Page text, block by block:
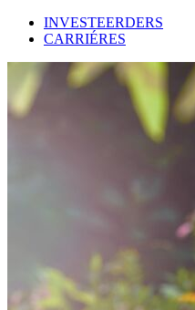
INVESTEERDERS
CARRIÉRES